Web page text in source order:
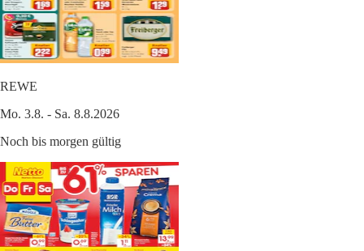
REWE
Mo. 3.8. - Sa. 8.8.2026
Noch bis morgen gültig